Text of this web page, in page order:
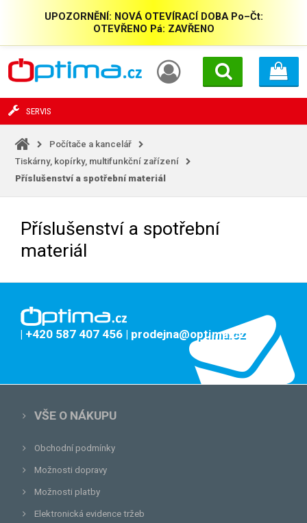
UPOZORNĚNÍ: NOVÁ OTEVÍRACÍ DOBA Po–Čt:
OTEVŘENO Pá: ZAVŘENO
SERVIS
Počítače a kancelář
Tiskárny, kopírky, multifunkční zařízení
Příslušenství a spotřební materiál
Příslušenství a spotřební
materiál
| +420 587 407 456 | prodejna@optima.cz
VŠE O NÁKUPU
Obchodní podmínky
Možnosti dopravy
Možnosti platby
Elektronická evidence tržeb